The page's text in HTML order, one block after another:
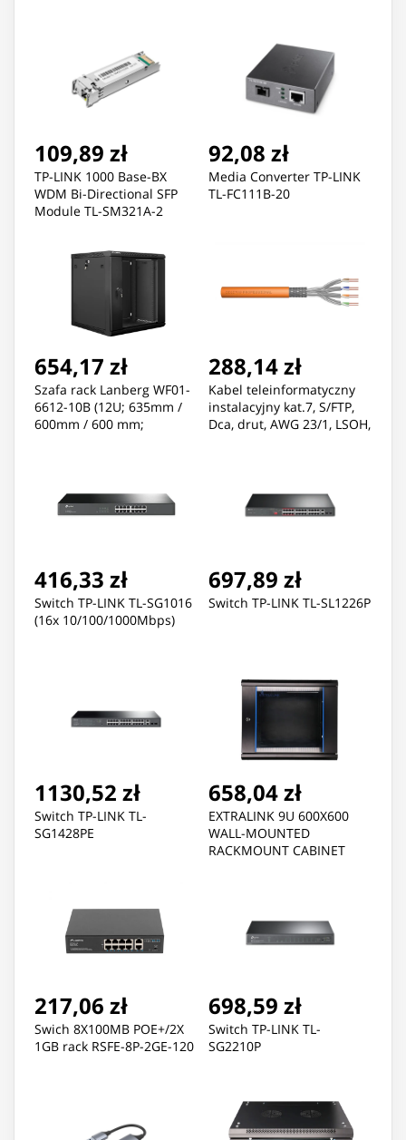
109,89 zł
TP-LINK 1000 Base-BX
WDM Bi-Directional SFP
Module TL-SM321A-2
92,08 zł
Media Converter TP-LINK
TL-FC111B-20
654,17 zł
Szafa rack Lanberg WF01-
6612-10B (12U; 635mm /
600mm / 600 mm;
288,14 zł
Kabel teleinformatyczny
instalacyjny kat.7, S/FTP,
Dca, drut, AWG 23/1, LSOH,
416,33 zł
Switch TP-LINK TL-SG1016
(16x 10/100/1000Mbps)
697,89 zł
Switch TP-LINK TL-SL1226P
1130,52 zł
Switch TP-LINK TL-
SG1428PE
658,04 zł
EXTRALINK 9U 600X600
WALL-MOUNTED
RACKMOUNT CABINET
217,06 zł
Swich 8X100MB POE+/2X
1GB rack RSFE-8P-2GE-120
698,59 zł
Switch TP-LINK TL-
SG2210P